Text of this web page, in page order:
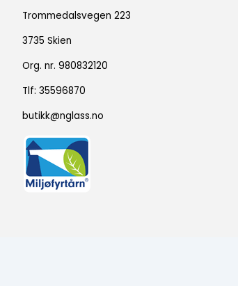
Trommedalsvegen 223
3735 Skien
Org. nr. 980832120
Tlf: 35596870
butikk@nglass.no